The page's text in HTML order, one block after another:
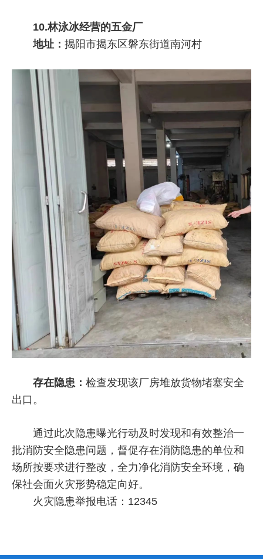
10.林泳冰经营的五金厂
地址： 揭阳市揭东区磐东街道南河村
存在隐患： 检查发现该厂房堆放货物堵塞安全
出口。
通过此次隐患曝光行动及时发现和有效整治一
批消防安全隐患问题，督促存在消防隐患的单位和
场所按要求进行整改，全力净化消防安全环境，确
保社会面火灾形势稳定向好。
火灾隐患举报电话：12345